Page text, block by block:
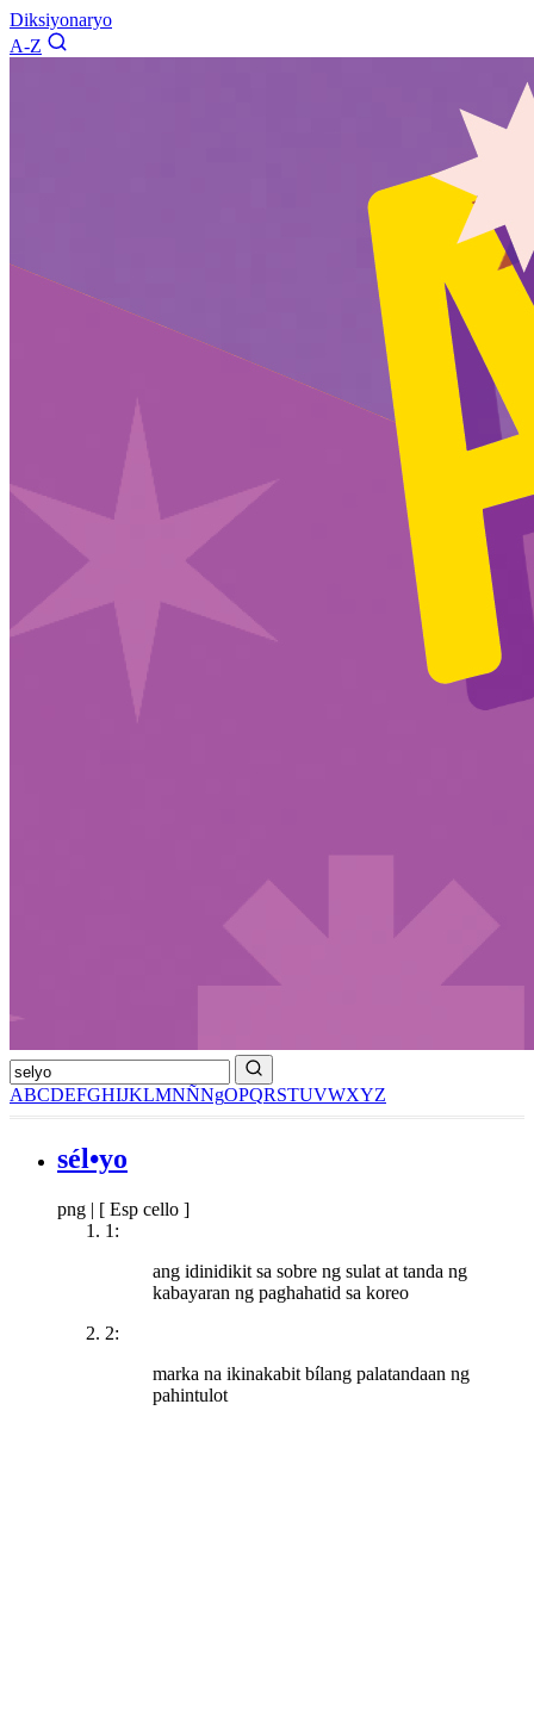
Diksiyonaryo
A-Z
ABCDEFGHIJKLMNÑNgOPQRSTUVWXYZ
sél•yo
png | [ Esp cello ]
1:
ang idinidikit sa sobre ng sulat at tanda ng
kabayaran ng paghahatid sa koreo
2:
marka na ikinakabit bílang palatandaan ng
pahintulot